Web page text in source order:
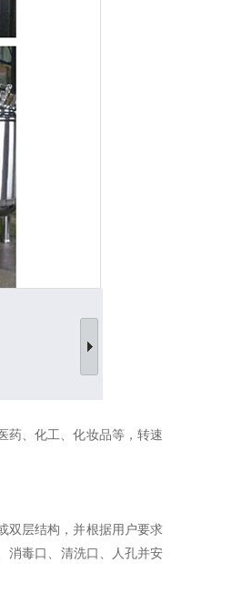
、化工、化妆品等，转速
双层结构，并根据用户要求
消毒口、清洗口、人孔并安